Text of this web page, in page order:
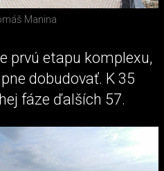
Manina
prvú etapu komplexu,
dobudovať. K 35
fáze ďalších 57.